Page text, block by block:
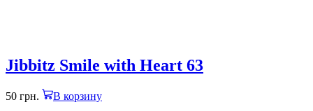
Jibbitz Smile with Heart 63
50 грн. В корзину